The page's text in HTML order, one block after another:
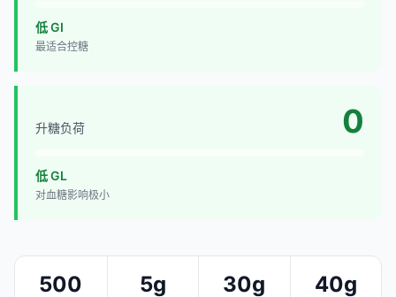
低 GI
最适合控糖
升糖负荷 0
低 GL
对血糖影响极小
500 5g 30g 40g